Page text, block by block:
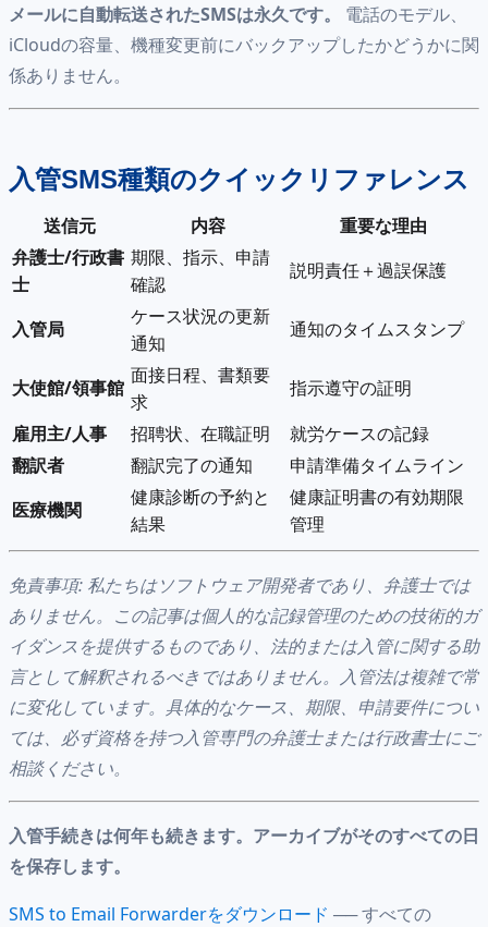
メールに自動転送されたSMSは永久です。
電話のモデル、
iCloudの容量、機種変更前にバックアップしたかどうかに関
係ありません。
入管SMS種類のクイックリファレンス
送信元 内容
重要な理由
弁護士/行政書
士
期限、指示、申請
確認
説明責任＋過誤保護
入管局
ケース状況の更新
通知
通知のタイムスタンプ
大使館/領事館
面接日程、書類要
求
指示遵守の証明
雇用主/人事
招聘状、在職証明
就労ケースの記録
翻訳者
翻訳完了の通知
申請準備タイムライン
医療機関
健康診断の予約と
結果
健康証明書の有効期限
管理
免責事項: 私たちはソフトウェア開発者であり、弁護士では
ありません。この記事は個人的な記録管理のための技術的ガ
イダンスを提供するものであり、法的または入管に関する助
言として解釈されるべきではありません。入管法は複雑で常
に変化しています。具体的なケース、期限、申請要件につい
ては、必ず資格を持つ入管専門の弁護士または行政書士にご
相談ください。
入管手続きは何年も続きます。アーカイブがそのすべての日
を保存します。
SMS to Email Forwarderをダウンロード ── すべての